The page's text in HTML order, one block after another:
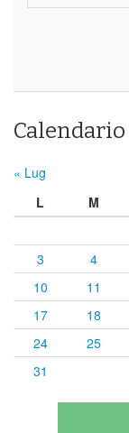
« Lug
L
M
3
4
10
11
17
18
24
25
31